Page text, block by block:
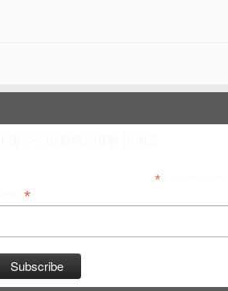
*indicates required
*